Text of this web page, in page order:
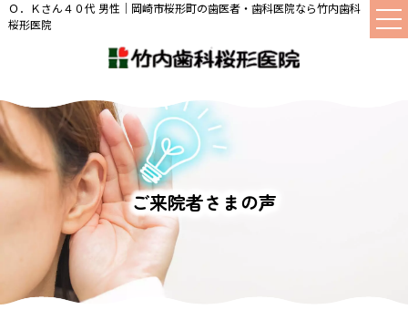
Ｏ．Ｋさん４０代 男性｜岡崎市桜形町の歯医者・歯科医院なら竹内歯科
桜形医院
ご来院者さまの声